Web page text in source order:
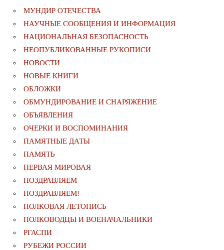
МУНДИР ОТЕЧЕСТВА
НАУЧНЫЕ СООБЩЕНИЯ И ИНФОРМАЦИЯ
НАЦИОНАЛЬНАЯ БЕЗОПАСНОСТЬ
НЕОПУБЛИКОВАННЫЕ РУКОПИСИ
НОВОСТИ
НОВЫЕ КНИГИ
ОБЛОЖКИ
ОБМУНДИРОВАНИЕ И СНАРЯЖЕНИЕ
ОБЪЯВЛЕНИЯ
ОЧЕРКИ И ВОСПОМИНАНИЯ
ПАМЯТНЫЕ ДАТЫ
ПАМЯТЬ
ПЕРВАЯ МИРОВАЯ
ПОЗДРАВЛЯЕМ
ПОЗДРАВЛЯЕМ!
ПОЛКОВАЯ ЛЕТОПИСЬ
ПОЛКОВОДЦЫ И ВОЕНАЧАЛЬНИКИ
РГАСПИ
РУБЕЖИ РОССИИ